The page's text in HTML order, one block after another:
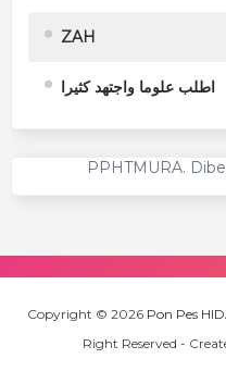
ZAH
اطلب علوما واجتهد كثيرا
PPHTMURA.
Copyright © 2026 Pon Pes
Right Reserved -